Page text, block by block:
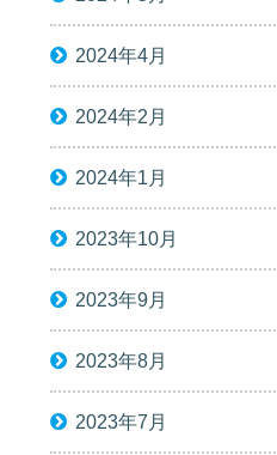
2024年4月
2024年2月
2024年1月
2023年10月
2023年9月
2023年8月
2023年7月